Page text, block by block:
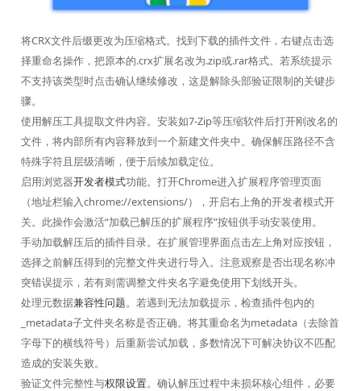
将CRX文件后缀更改为压缩格式。找到下载的插件文件，右键点击选
择重命名操作，把原本的.crx扩展名改为.zip或.rar格式。若系统提示
不支持该类型时点击确认继续修改，这是解除头部验证限制的关键步
骤。
使用解压工具提取文件内容。安装如7-Zip等压缩软件后打开刚改名的
文件，将内部所有内容释放到一个新建文件夹中。确保解压路径不含
特殊字符且层级清晰，便于后续加载定位。
启用浏览器开发者模式功能。打开Chrome进入扩展程序管理页面
（地址栏输入chrome://extensions/），开启右上角的开发者模式开
关。此操作会激活“加载已解压的扩展程序”按钮供手动安装使用。
手动加载解压后的插件目录。在扩展管理界面点击左上角对应按钮，
选择之前解压得到的完整文件夹进行导入。注意观察是否出现名称冲
突错误提示，若有则需调整文件夹名字避免使用下划线开头。
处理元数据兼容性问题。若遇到无法加载提示，检查插件包内的
_metadata子文件夹名称是否正确。将其重命名为metadata（去除首
字母下的横线符号）后重新尝试加载，多数情况下可解决协议不匹配
造成的安装失败。
验证文件完整性与权限设置。确认解压过程中未损坏核心组件，必要